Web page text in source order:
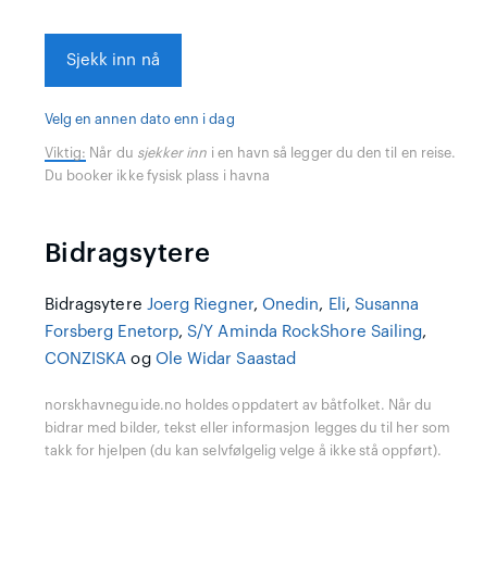
Sjekk inn nå
Velg en annen dato enn i dag
Viktig: Når du sjekker inn i en havn så legger du den til en reise.
Du booker ikke fysisk plass i havna
Bidragsytere
Bidragsytere Joerg Riegner, Onedin, Eli, Susanna
Forsberg Enetorp, S/Y Aminda RockShore Sailing,
CONZISKA og Ole Widar Saastad
norskhavneguide.no holdes oppdatert av båtfolket. Når du
bidrar med bilder, tekst eller informasjon legges du til her som
takk for hjelpen (du kan selvfølgelig velge å ikke stå oppført).